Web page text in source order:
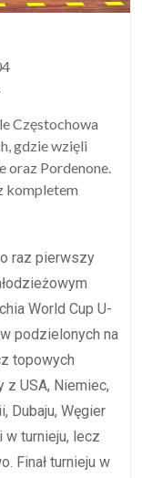
Częstochowa
gdzie wzięli
oraz Pordenone.
kompletem
raz pierwszy
World Cup U-
podzielonych na
topowych
z USA, Niemiec,
Dubaju, Węgier
turnieju, lecz
Finał turnieju w